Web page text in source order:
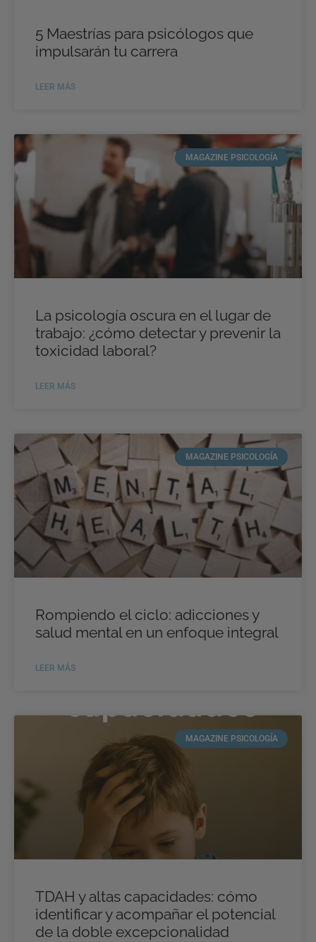
5 Maestrías para psicólogos que
impulsarán tu carrera
LEER MÁS
MAGAZINE PSICOLOGÍA
La psicología oscura en el lugar de
trabajo: ¿cómo detectar y prevenir la
toxicidad laboral?
LEER MÁS
MAGAZINE PSICOLOGÍA
Rompiendo el ciclo: adicciones y
salud mental en un enfoque integral
LEER MÁS
MAGAZINE PSICOLOGÍA
TDAH y altas capacidades: cómo
identificar y acompañar el potencial
de la doble excepcionalidad